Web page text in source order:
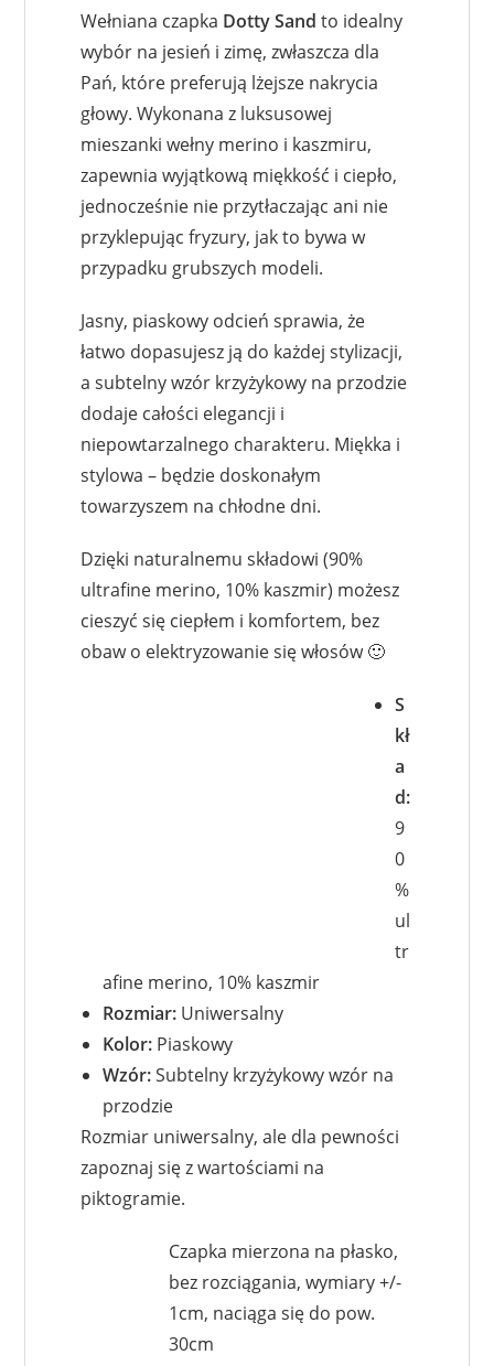
Wełniana czapka Dotty Sand to idealny
wybór na jesień i zimę, zwłaszcza dla
Pań, które preferują lżejsze nakrycia
głowy. Wykonana z luksusowej
mieszanki wełny merino i kaszmiru,
zapewnia wyjątkową miękkość i ciepło,
jednocześnie nie przytłaczając ani nie
przyklepując fryzury, jak to bywa w
przypadku grubszych modeli.
Jasny, piaskowy odcień sprawia, że
łatwo dopasujesz ją do każdej stylizacji,
a subtelny wzór krzyżykowy na przodzie
dodaje całości elegancji i
niepowtarzalnego charakteru. Miękka i
stylowa – będzie doskonałym
towarzyszem na chłodne dni.
Dzięki naturalnemu składowi (90%
ultrafine merino, 10% kaszmir) możesz
cieszyć się ciepłem i komfortem, bez
obaw o elektryzowanie się włosów 🙂
S
kł
a
d:
9
0
%
ul
tr
afine merino, 10% kaszmir
Rozmiar: Uniwersalny
Kolor: Piaskowy
Wzór:Subtelny krzyżykowy wzór na
przodzie
Rozmiar uniwersalny, ale dla pewności
zapoznaj się z wartościami na
piktogramie.
Czapka mierzona na płasko,
bez rozciągania, wymiary +/-
1cm, naciąga się do pow.
30cm